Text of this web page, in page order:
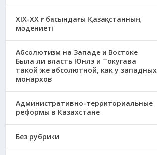
XIХ-XX ғ басындағы Қазақстанның
мәдениеті
Абсолютизм на Западе и Востоке
Была ли власть Юнлэ и Токугава
такой же абсолютной, как у западных
монархов
Административно-территориальные
реформы в Казахстане
Без рубрики